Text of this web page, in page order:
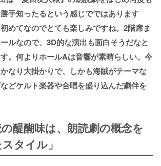
手知ったるという感じでではあります
めてなのでとても楽しみですね。2階席ま
ルなので、3D的な演出も面白そうだなと
。何よりホールAは音響が素晴らしい。今
なり大掛かりで、しかも海賊がテーマな
どケルト楽器や合唱を盛り込んだ劇伴を
の醍醐味は、朗読劇の概念を
タイル」